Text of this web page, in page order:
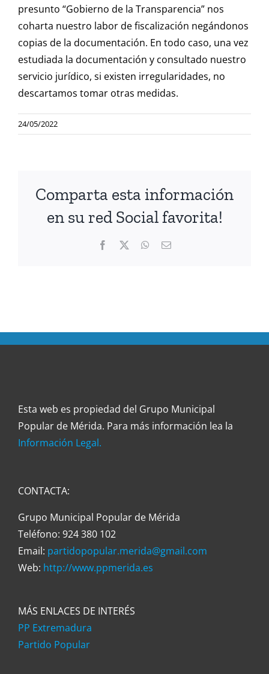
presunto “Gobierno de la Transparencia” nos
coharta nuestro labor de fiscalización negándonos
copias de la documentación. En todo caso, una vez
estudiada la documentación y consultado nuestro
servicio jurídico, si existen irregularidades, no
descartamos tomar otras medidas.
24/05/2022
Comparta esta información
en su red Social favorita!
Facebook
Twitter WhatsApp
Correo
Esta web es propiedad del Grupo Municipal
Popular de Mérida. Para más información lea la
Información Legal.
CONTACTA:
Grupo Municipal Popular de Mérida
Teléfono: 924 380 102
Email: partidopopular.merida@gmail.com
Web: http://www.ppmerida.es
MÁS ENLACES DE INTERÉS
PP Extremadura
Partido Popular